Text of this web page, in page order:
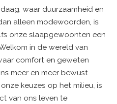
waar duurzaamheid en
alleen modewoorden, is
onze slaapgewoonten een
in de wereld van
comfort en geweten
meer en meer bewust
keuzes op het milieu, is
van ons leven te